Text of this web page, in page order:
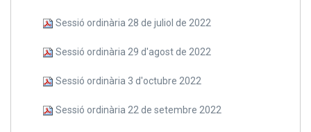
Sessió ordinària 28 de juliol de 2022
Sessió ordinària 29 d'agost de 2022
Sessió ordinària 3 d'octubre 2022
Sessió ordinària 22 de setembre 2022